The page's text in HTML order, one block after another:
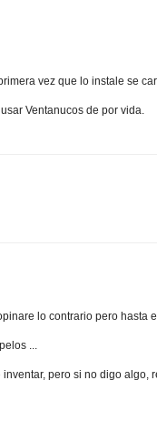
vez que lo instale se
Ventanucos de por vida.
lo contrario pero hasta
...
pero si no digo algo,